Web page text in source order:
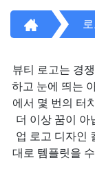
뷰티 로고는 경
하고 눈에 띄는
에서 몇 번의 터
더 이상 꿈이 아
업 로고 디자인
대로 템플릿을